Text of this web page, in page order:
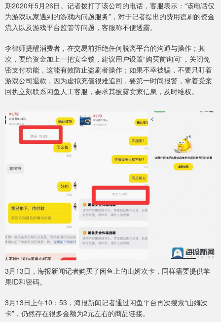
期2020年5月26日。记者拨打了该公司的电话，客服表示：“该电话仅
为游戏玩家遇到的游戏内问题服务”，对于记者提出的费用盗刷的资金
流入以及游戏平台监管等问题，客服称不便透露。
李律师提醒消费者，在交易前拒绝任何脱离平台的沟通与操作；其
次，要给资金加上一把安全锁，建议用户设置“购买前询问”，关闭免
密支付功能，这能有效防止盗刷者操作；如果不幸被骗，不要只盯着
游戏公司退款，因为虚拟充值很难追回，要第一时间报警，拿着受案
回执立刻联系闲鱼人工客服，要求其披露卖家信息，及时维权。
3月13日，海报新闻记者购买了闲鱼上的山姆次卡，同样需要提供苹
果ID和密码。
3月13日上午10：53，海报新闻记者通过闲鱼平台再次搜索“山姆次
卡”，仍然存在很多金额为2元左右的商品链接。